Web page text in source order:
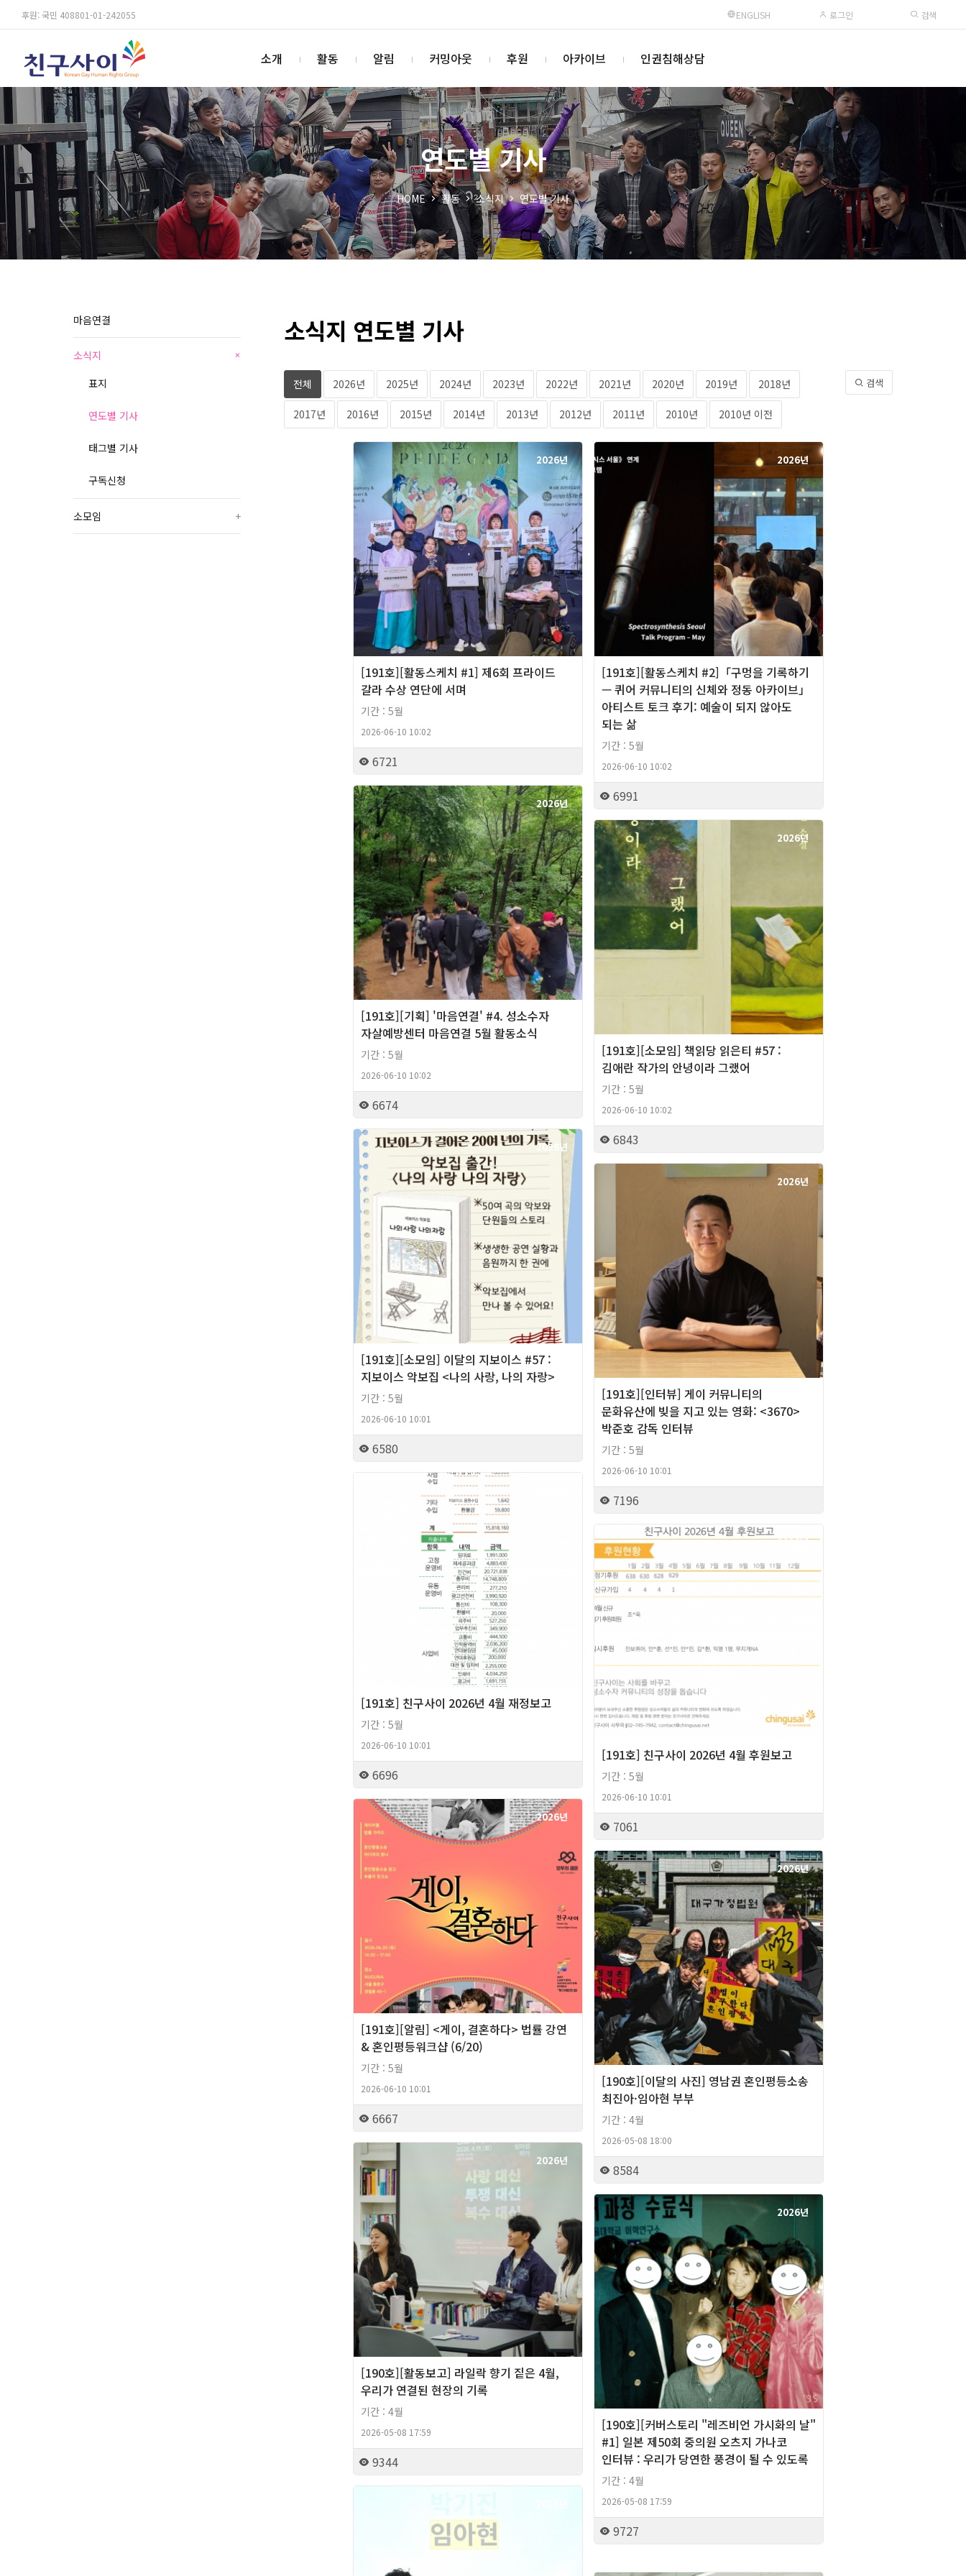
후원: 국민 408801-01-242055 ENGLISH 로그인 검색
소개 활동 알림 커밍아웃 후원 아카이브 인권침해상담
연도별 기사
HOME 활동 소식지 연도별 기사
마음연결
소식지 +
표지
연도별 기사
태그별 기사
구독신청
소모임 +
소식지 연도별 기사
전체 2026년 2025년 2024년 2023년 2022년 2021년 2020년 2019년 2018년
2017년 2016년 2015년 2014년 2013년 2012년 2011년 2010년 2010년 이전
검색
2026년
[191호][활동스케치 #1] 제6회 프라이드
갈라 수상 연단에 서며
기간 : 5월
2026-06-10 10:02
6721
2026년
[191호][활동스케치 #2]「구멍을 기록하기
— 퀴어 커뮤니티의 신체와 정동 아카이브」
아티스트 토크 후기: 예술이 되지 않아도
되는 삶
기간 : 5월
2026-06-10 10:02
6991
2026년
[191호][기획] '마음연결' #4. 성소수자
자살예방센터 마음연결 5월 활동소식
기간 : 5월
2026-06-10 10:02
6674
2026년
[191호][소모임] 책읽당 읽은티 #57 :
김애란 작가의 안녕이라 그랬어
기간 : 5월
2026-06-10 10:02
6843
2026년
[191호][소모임] 이달의 지보이스 #57 :
지보이스 악보집 <나의 사랑, 나의 자랑>
기간 : 5월
2026-06-10 10:01
6580
2026년
[191호][인터뷰] 게이 커뮤니티의
문화유산에 빚을 지고 있는 영화: <3670>
박준호 감독 인터뷰
기간 : 5월
2026-06-10 10:01
7196
[191호] 친구사이 2026년 4월 재정보고
기간 : 5월
2026-06-10 10:01
6696
2026년
[191호] 친구사이 2026년 4월 후원보고
기간 : 5월
2026-06-10 10:01
7061
2026년
[191호][알림] <게이, 결혼하다> 법률 강연
& 혼인평등워크샵 (6/20)
기간 : 5월
2026-06-10 10:01
6667
2026년
[190호][이달의 사진] 영남권 혼인평등소송
최진아·임아현 부부
기간 : 4월
2026-05-08 18:00
8584
2026년
[190호][활동보고] 라일락 향기 짙은 4월,
우리가 연결된 현장의 기록
기간 : 4월
2026-05-08 17:59
9344
2026년
[190호][커버스토리 "레즈비언 가시화의 날"
#1] 일본 제50회 중의원 오츠지 가나코
인터뷰 : 우리가 당연한 풍경이 될 수 있도록
기간 : 4월
2026-05-08 17:59
9727